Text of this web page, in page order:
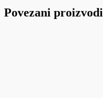
Povezani proizvodi